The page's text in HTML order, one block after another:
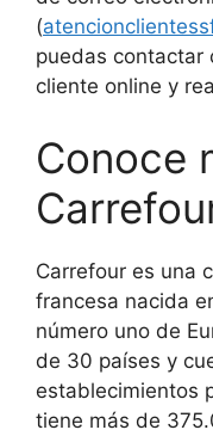
(
puedas contactar
cliente online y
Conoce
Carrefour es una
francesa nacida
número uno de
de 30 países y
establecimientos
tiene más de